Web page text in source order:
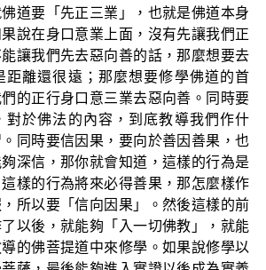
道要「先正三業」，也就是佛道本身
說在身口意業上面，沒有先讓我們正
讓我們先去惡向善的話，那麼想要去
距離還很遠；那麼想要修學佛道的首
的正行身口意三業去惡向善。同時要
對於佛法的內容，到底教導我們作什
同時要信因果，要向於善因善果，也
深信，那你就會知道，這樣的行為是
樣的行為將來必得善果，那怎麼樣作
所以要「信向因果」。然後這樣的前
以後，就能夠「入一切佛教」，就能
的佛菩提道中來修學。如果說修學以